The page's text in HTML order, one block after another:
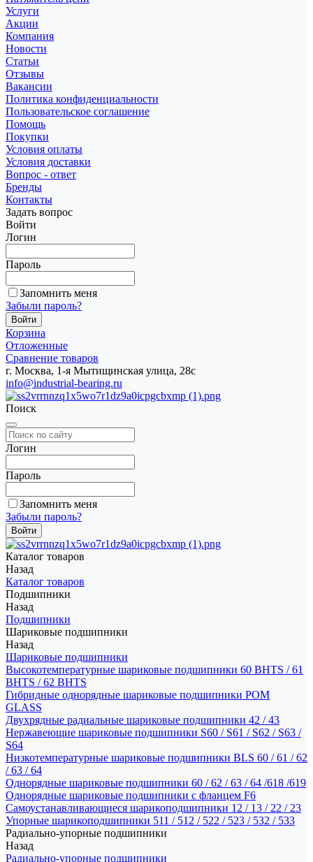
Услуги
Акции
Компания
Новости
Статьи
Отзывы
Вакансии
Политика конфиденциальности
Пользовательское соглашение
Помощь
Покупки
Условия оплаты
Условия доставки
Вопрос - ответ
Бренды
Контакты
Задать вопрос
Войти
Логин
Пароль
Запомнить меня
Забыли пароль?
Корзина
Отложенные
Сравнение товаров
г. Москва, 1-я Мытищинская улица, 28с
info@industrial-bearing.ru
Поиск
Логин
Пароль
Запомнить меня
Забыли пароль?
Каталог товаров
Назад
Каталог товаров
Подшипники
Назад
Подшипники
Шариковые подшипники
Назад
Шариковые подшипники
Высокотемпературные шариковые подшипники 60 BHTS / 61
BHTS / 62 BHTS
Гибридные однорядные шариковые подшипники POM
GLASS
Двухрядные радиальные шариковые подшипники 42 / 43
Нержавеющие шариковые подшипники S60 / S61 / S62 / S63 /
S64
Низкотемпературные шариковые подшипники BLS 60 / 61 / 62
/ 63 / 64
Однорядные шариковые подшипники 60 / 62 / 63 / 64 /618 /619
Однорядные шариковые подшипники с фланцем F6
Самоустанавливающиеся шарикоподшипники 12 / 13 / 22 / 23
Упорные шарикоподшипники 511 / 512 / 522 / 523 / 532 / 533
Радиально-упорные подшипники
Назад
Радиально-упорные подшипники